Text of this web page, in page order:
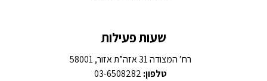
שעות פעילות
רח’ המצודה 31 אזה”ת אזור, 58001
טלפון: